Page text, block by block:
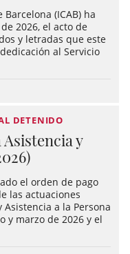
(ICAB) ha
2026, el acto de
y letradas que este
al Servicio
DETENIDO
y
el orden de pago
las actuaciones
a la Persona
y marzo de 2026 y el